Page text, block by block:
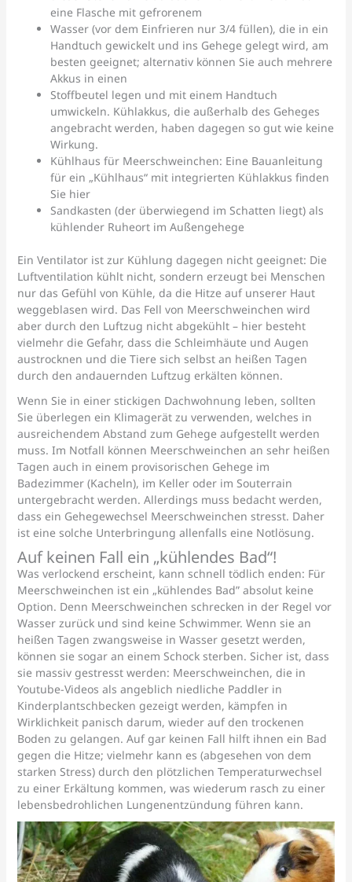
eine Flasche mit gefrorenem
Wasser (vor dem Einfrieren nur 3/4 füllen), die in ein
Handtuch gewickelt und ins Gehege gelegt wird, am
besten geeignet; alternativ können Sie auch mehrere
Akkus in einen
Stoffbeutel legen und mit einem Handtuch
umwickeln. Kühlakkus, die außerhalb des Geheges
angebracht werden, haben dagegen so gut wie keine
Wirkung.
Kühlhaus für Meerschweinchen: Eine Bauanleitung
für ein „Kühlhaus“ mit integrierten Kühlakkus finden
Sie hier
Sandkasten (der überwiegend im Schatten liegt) als
kühlender Ruheort im Außengehege
Ein Ventilator ist zur Kühlung dagegen nicht geeignet: Die
Luftventilation kühlt nicht, sondern erzeugt bei Menschen
nur das Gefühl von Kühle, da die Hitze auf unserer Haut
weggeblasen wird. Das Fell von Meerschweinchen wird
aber durch den Luftzug nicht abgekühlt – hier besteht
vielmehr die Gefahr, dass die Schleimhäute und Augen
austrocknen und die Tiere sich selbst an heißen Tagen
durch den andauernden Luftzug erkälten können.
Wenn Sie in einer stickigen Dachwohnung leben, sollten
Sie überlegen ein Klimagerät zu verwenden, welches in
ausreichendem Abstand zum Gehege aufgestellt werden
muss. Im Notfall können Meerschweinchen an sehr heißen
Tagen auch in einem provisorischen Gehege im
Badezimmer (Kacheln), im Keller oder im Souterrain
untergebracht werden. Allerdings muss bedacht werden,
dass ein Gehegewechsel Meerschweinchen stresst. Daher
ist eine solche Unterbringung allenfalls eine Notlösung.
Auf keinen Fall ein „kühlendes Bad“!
Was verlockend erscheint, kann schnell tödlich enden: Für
Meerschweinchen ist ein „kühlendes Bad” absolut keine
Option. Denn Meerschweinchen schrecken in der Regel vor
Wasser zurück und sind keine Schwimmer. Wenn sie an
heißen Tagen zwangsweise in Wasser gesetzt werden,
können sie sogar an einem Schock sterben. Sicher ist, dass
sie massiv gestresst werden: Meerschweinchen, die in
Youtube-Videos als angeblich niedliche Paddler in
Kinderplantschbecken gezeigt werden, kämpfen in
Wirklichkeit panisch darum, wieder auf den trockenen
Boden zu gelangen. Auf gar keinen Fall hilft ihnen ein Bad
gegen die Hitze; vielmehr kann es (abgesehen von dem
starken Stress) durch den plötzlichen Temperaturwechsel
zu einer Erkältung kommen, was wiederum rasch zu einer
lebensbedrohlichen Lungenentzündung führen kann.